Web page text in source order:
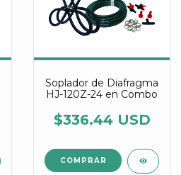
Soplador de Diafragma
HJ-120Z-24 en Combo
$336.44 USD